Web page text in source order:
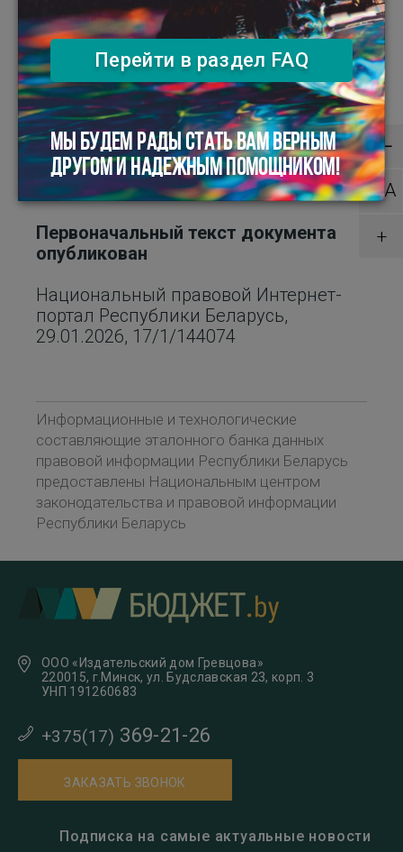
РЕШЕНИЕ ОТ 30.12.2025 №20-
1 О РАЙОННОМ БЮДЖЕТЕ НА
2026 ГОД
1 января 2026 г. №20-1
Первоначальный текст документа
опубликован
Национальный правовой Интернет-
портал Республики Беларусь,
29.01.2026, 17/1/144074
Информационные и технологические
составляющие эталонного банка данных
правовой информации Республики Беларусь
предоставлены Национальным центром
законодательства и правовой информации
Республики Беларусь
×
—
a￫A
+
Перейти в раздел FAQ
МЫ БУДЕМ РАДЫ СТАТЬ ВАМ ВЕРНЫМ
ДРУГОМ И НАДЕЖНЫМ ПОМОЩНИКОМ!
ООО «Издательский дом Гревцова»
220015, г.Минск, ул. Будславская 23, корп. 3
УНП 191260683
+375(17) 369-21-26
ЗАКАЗАТЬ ЗВОНОК
Подписка на самые актуальные новости